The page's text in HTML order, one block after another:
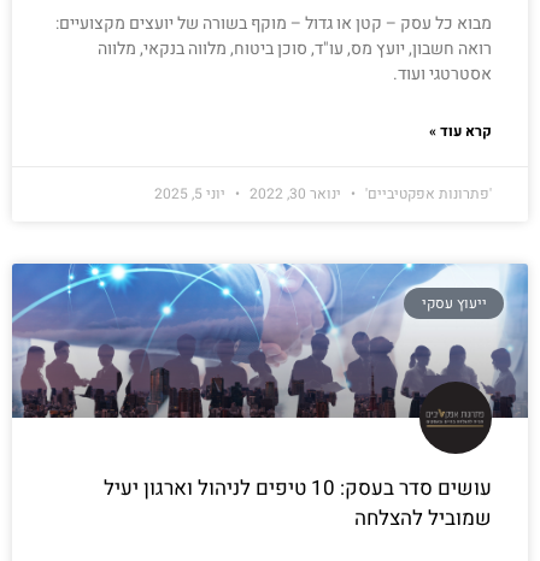
מבוא כל עסק – קטן או גדול – מוקף בשורה של יועצים מקצועיים:
רואה חשבון, יועץ מס, עו"ד, סוכן ביטוח, מלווה בנקאי, מלווה
אסטרטגי ועוד.
קרא עוד »
'פתרונות אפקטיביים' ינואר 30, 2022 יוני 5, 2025
ייעוץ עסקי
עושים סדר בעסק: 10 טיפים לניהול וארגון יעיל
שמוביל להצלחה